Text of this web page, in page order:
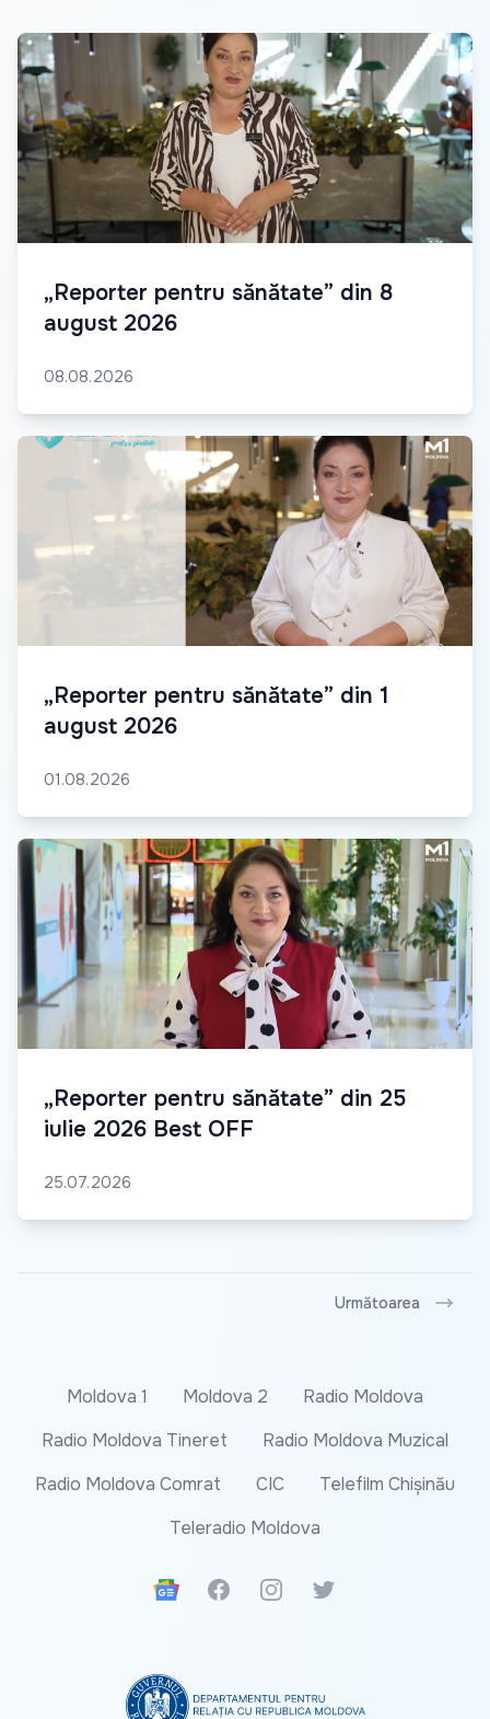
„Reporter pentru sănătate” din 8
august 2026
08.08.2026
„Reporter pentru sănătate” din 1
august 2026
01.08.2026
„Reporter pentru sănătate” din 25
iulie 2026 Best OFF
25.07.2026
Următoarea
Moldova 1 Moldova 2
Radio Moldova
Radio Moldova Tineret
Radio Moldova Muzical
Radio Moldova Comrat
CIC
Telefilm Chișinău
Teleradio Moldova
Google News
FacebookInstagramTwitter